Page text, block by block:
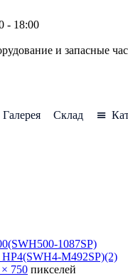
- 18:00
и запасные
Галерея Склад
1087SP)
M492SP)(2)
750 пикселей